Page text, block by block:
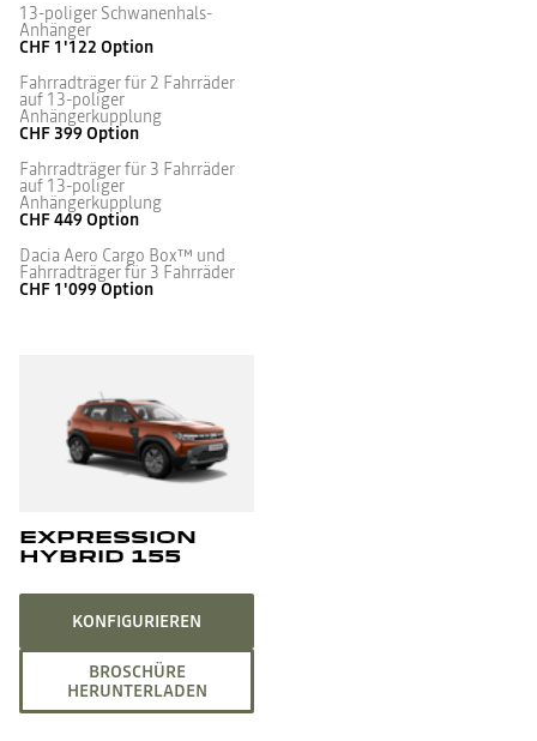
13-poliger Schwanenhals-
Anhänger
CHF 1'122 Option
Fahrradträger für 2 Fahrräder
auf 13-poliger
Anhängerkupplung
CHF 399Option
Fahrradträger für 3 Fahrräder
auf 13-poliger
Anhängerkupplung
CHF 449Option
Dacia Aero Cargo Box™ und
Fahrradträger für 3 Fahrräder
CHF 1'099Option
EXPRESSION
HYBRID 155
KONFIGURIEREN
BROSCHÜRE
HERUNTERLADEN